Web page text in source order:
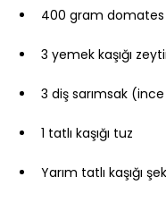
400 gram
3 yemek kaşığı
3 diş sarımsak
1 tatlı kaşığı tuz
Yarım tatlı kaşığı